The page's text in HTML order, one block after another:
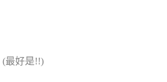
(最好是!!)